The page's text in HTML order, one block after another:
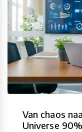
Van chaos
Universe